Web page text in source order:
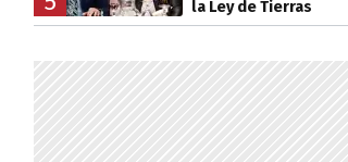
la Ley de Tierras